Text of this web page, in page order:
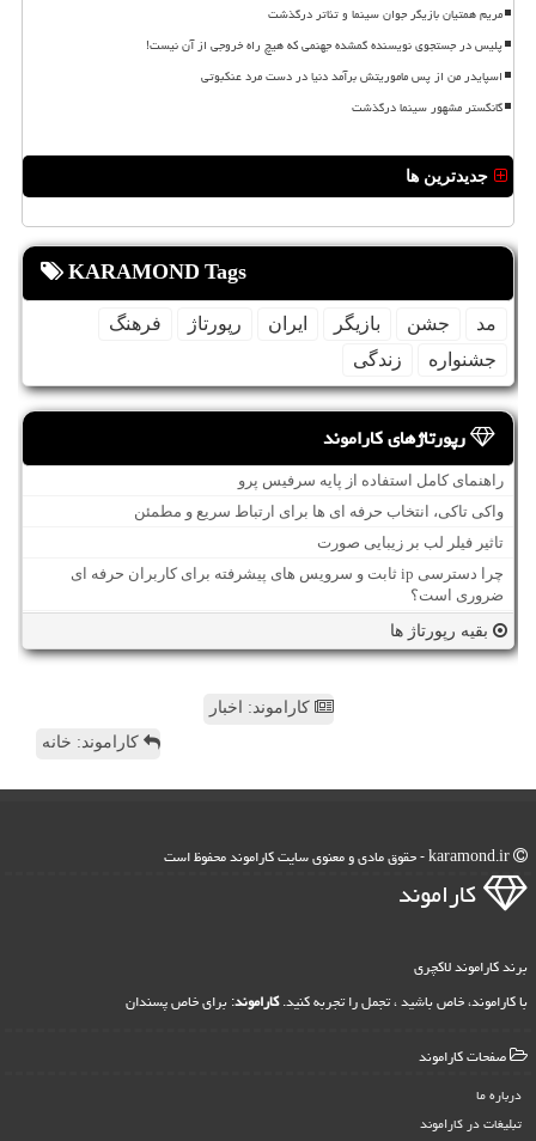
مریم همتیان بازیگر جوان سینما و تئاتر درگذشت
پلیس در جستجوی نویسنده گمشده جهنمی که هیچ راه خروجی از آن نیست!
اسپایدر من از پس ماموریتش برآمد دنیا در دست مرد عنکبوتی
گانگستر مشهور سینما درگذشت
جدیدترین ها
KARAMOND Tags
مد جشن بازیگر ایران رپورتاژ
فرهنگ
جشنواره
زندگی
رپورتاژهای کاراموند
راهنمای کامل استفاده از پایه سرفیس پرو
واکی تاکی، انتخاب حرفه ای ها برای ارتباط سریع و مطمئن
تاثیر فیلر لب بر زیبایی صورت
چرا دسترسی ip ثابت و سرویس های پیشرفته برای کاربران حرفه ای
ضروری است؟
بقیه رپورتاژ ها
کاراموند: اخبار
کاراموند: خانه
كاراموند
برند کاراموند لاکچری
با کاراموند، خاص باشید ، تجمل را تجربه کنید.کاراموند: برای خاص پسندان
صفحات كاراموند
درباره ما
تبلیغات در كاراموند